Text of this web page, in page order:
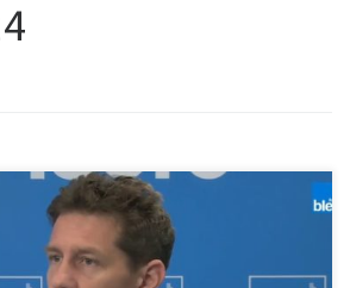
un libre accès à la forêt, à la